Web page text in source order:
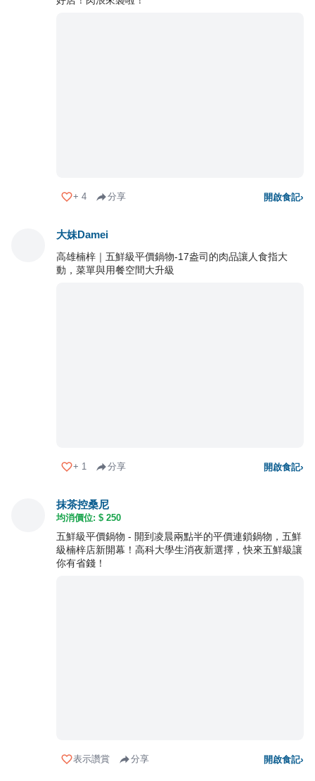
+ 4 分享 開啟食記›
大妹Damei
高雄楠梓｜五鮮級平價鍋物-17盎司的肉品讓人食指大
動，菜單與用餐空間大升級
+ 1 分享 開啟食記›
抹茶控桑尼
均消價位: $ 250
五鮮級平價鍋物 - 開到凌晨兩點半的平價連鎖鍋物，五鮮
級楠梓店新開幕！高科大學生消夜新選擇，快來五鮮級讓
你有省錢！
表示讚賞 分享 開啟食記›